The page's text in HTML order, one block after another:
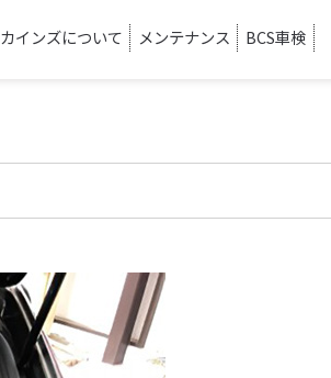
カインズについて メンテナンス BCS車検